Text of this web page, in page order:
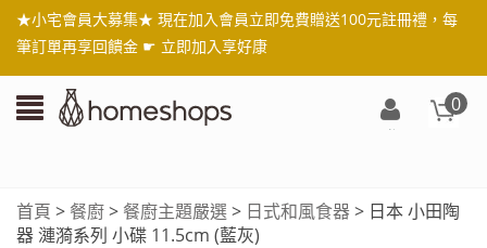
★小宅會員大募集★ 現在加入會員立即免費贈送100元註冊禮，每
筆訂單再享回饋金 ☛ 立即加入享好康
0
冊
首頁 > 餐廚> 餐廚主題嚴選> 日式和風食器> 日本 小田陶
器 漣漪系列 小碟 11.5cm (藍灰)